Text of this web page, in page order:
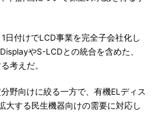
付けでLCD事業を完全子会社化し
やS-LCDとの統合を含めた、
考えだ。
野向けに絞る一方で、有機ELディス
大する民生機器向けの需要に対応し